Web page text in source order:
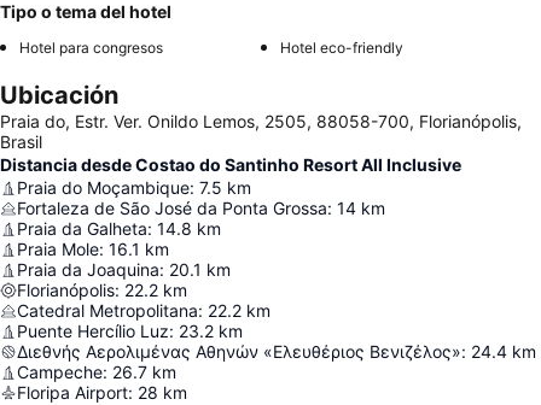
Tipo o tema del hotel
Hotel para congresos Hotel eco-friendly
Ubicación
Praia do, Estr. Ver. Onildo Lemos, 2505, 88058-700, Florianópolis,
Brasil
Distancia desde Costao do Santinho Resort All Inclusive
Praia do Moçambique: 7.5 km
Fortaleza de São José da Ponta Grossa: 14 km
Praia da Galheta: 14.8 km
Praia Mole: 16.1 km
Praia da Joaquina: 20.1 km
Florianópolis: 22.2 km
Catedral Metropolitana: 22.2 km
Puente Hercílio Luz: 23.2 km
Διεθνής Αερολιμένας Αθηνών «Ελευθέριος Βενιζέλος»: 24.4 km
Campeche: 26.7 km
Floripa Airport: 28 km